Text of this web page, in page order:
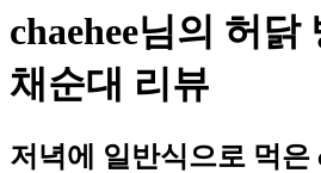
chaehee님의 허닭
채순대 리뷰
저녁에 일반식으로 먹은